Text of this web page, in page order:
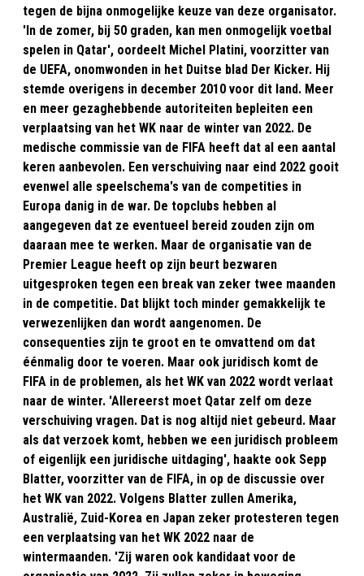
tegen de bijna onmogelijke keuze van deze organisator.
'In de zomer, bij 50 graden, kan men onmogelijk voetbal
spelen in Qatar', oordeelt Michel Platini, voorzitter van
de UEFA, onomwonden in het Duitse blad Der Kicker. Hij
stemde overigens in december 2010 voor dit land. Meer
en meer gezaghebbende autoriteiten bepleiten een
verplaatsing van het WK naar de winter van 2022. De
medische commissie van de FIFA heeft dat al een aantal
keren aanbevolen. Een verschuiving naar eind 2022 gooit
evenwel alle speelschema's van de competities in
Europa danig in de war. De topclubs hebben al
aangegeven dat ze eventueel bereid zouden zijn om
daaraan mee te werken. Maar de organisatie van de
Premier League heeft op zijn beurt bezwaren
uitgesproken tegen een break van zeker twee maanden
in de competitie. Dat blijkt toch minder gemakkelijk te
verwezenlijken dan wordt aangenomen. De
consequenties zijn te groot en te omvattend om dat
éénmalig door te voeren. Maar ook juridisch komt de
FIFA in de problemen, als het WK van 2022 wordt verlaat
naar de winter. 'Allereerst moet Qatar zelf om deze
verschuiving vragen. Dat is nog altijd niet gebeurd. Maar
als dat verzoek komt, hebben we een juridisch probleem
of eigenlijk een juridische uitdaging', haakte ook Sepp
Blatter, voorzitter van de FIFA, in op de discussie over
het WK van 2022. Volgens Blatter zullen Amerika,
Australië, Zuid-Korea en Japan zeker protesteren tegen
een verplaatsing van het WK 2022 naar de
wintermaanden. 'Zij waren ook kandidaat voor de